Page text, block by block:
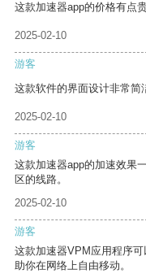
这款加速器app的价格有点
2025-02-10
游客
这款软件的界面设计非常简
2025-02-10
游客
这款加速器app的加速效果
区的线路。
2025-02-10
游客
这款加速器VPM应用程序
助你在网络上自由移动。